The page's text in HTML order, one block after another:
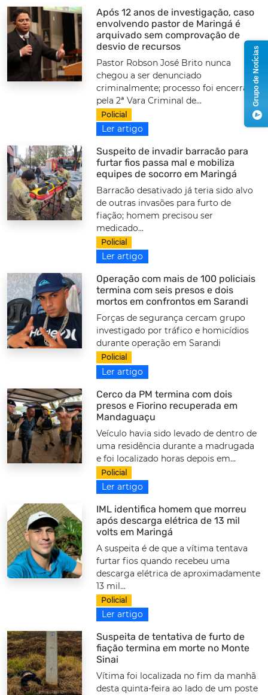
Após 12 anos de investigação, caso
envolvendo pastor de Maringá é
arquivado sem comprovação de
desvio de recursos
Pastor Robson José Brito nunca
chegou a ser denunciado
criminalmente; processo foi encerrado
pela 2ª Vara Criminal de...
Policial
Ler artigo
Suspeito de invadir barracão para
furtar fios passa mal e mobiliza
equipes de socorro em Maringá
Barracão desativado já teria sido alvo
de outras invasões para furto de
fiação; homem precisou ser
medicado...
Policial
Ler artigo
Operação com mais de 100 policiais
termina com seis presos e dois
mortos em confrontos em Sarandi
Forças de segurança cercam grupo
investigado por tráfico e homicídios
durante operação em Sarandi
Policial
Ler artigo
Cerco da PM termina com dois
presos e Fiorino recuperada em
Mandaguaçu
Veículo havia sido levado de dentro de
uma residência durante a madrugada
e foi localizado horas depois em...
Policial
Ler artigo
IML identifica homem que morreu
após descarga elétrica de 13 mil
volts em Maringá
A suspeita é de que a vítima tentava
furtar fios quando recebeu uma
descarga elétrica de aproximadamente
13 mil...
Policial
Ler artigo
Suspeita de tentativa de furto de
fiação termina em morte no Monte
Sinai
Vítima foi localizada no fim da manhã
desta quinta-feira ao lado de um poste
Grupo de Notícias